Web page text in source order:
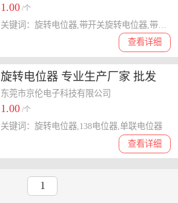
厂家
1.00 /个
查看详细
旋转电位器 专业生产厂家 批发
小家电专用 精耀电子 单联电位器
东莞市京伦电子科技有限公司
1.00 /个
查看详细
关键词：旋转电位器,138电位器,单联电位器
1